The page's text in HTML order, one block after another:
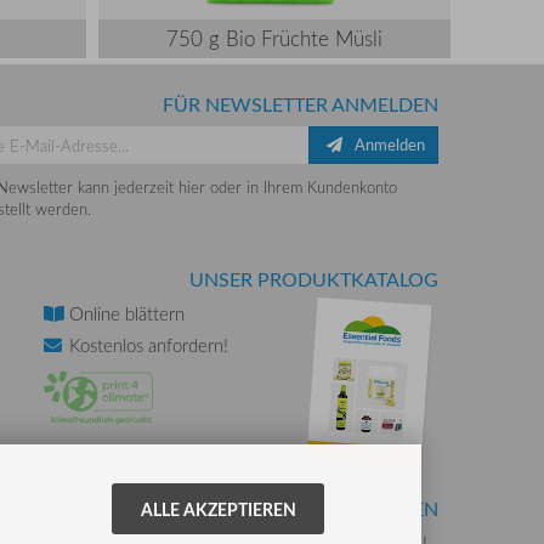
750 g Bio Früchte Müsli
FÜR NEWSLETTER ANMELDEN
Anmelden
kann jederzeit hier oder in Ihrem Kundenkonto
werden.
UNSER PRODUKTKATALOG
Online blättern
Kostenlos anfordern!
KUNDENMEINUNGEN
ALLE AKZEPTIEREN